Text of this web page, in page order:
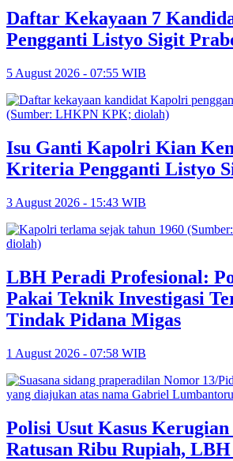
Daftar Kekayaan 7
Pengganti Listyo Sigit
5 August 2026 - 07:55 WIB
Isu Ganti Kapolri Kian
Kriteria Pengganti Listyo
3 August 2026 - 15:43 WIB
LBH Peradi Profesional:
Pakai Teknik Investigasi
Tindak Pidana Migas
1 August 2026 - 07:58 WIB
Polisi Usut Kasus Kerugian
Ratusan Ribu Rupiah,